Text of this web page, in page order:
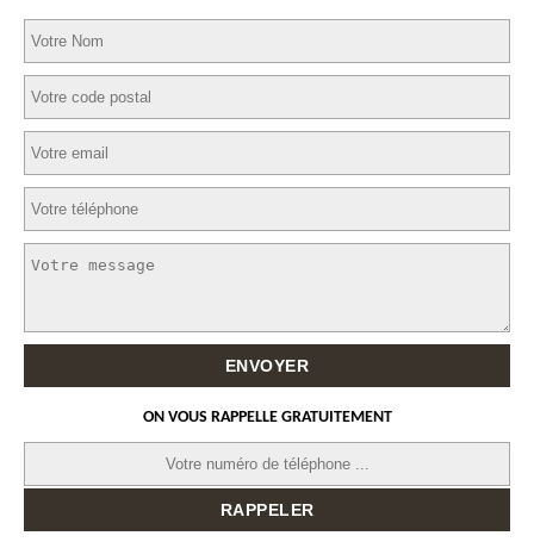
ON VOUS RAPPELLE GRATUITEMENT